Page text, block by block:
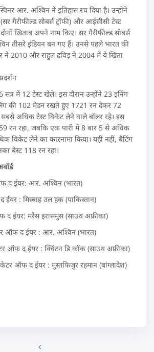
आर. अश्विन ने इतिहास रच दिया है। उन्होंने
गैरीफील्ड सोबर्स ट्रॉफी) और आईसीसी टेस्ट
खिताब अपने नाम किए। सर गैरीफील्ड सोबर्स
तीसरे इंडियन बन गए हैं। उनसे पहले भारत की
2010 और राहुल द्रविड़ ने 2004 में ये खिता
में 12 टेस्ट खेले। इस दौरान उन्होंने 23 इनिंग
की 102 मेडन रखते हुए 1721 रन देकर 72
सबसे अधिक टेस्ट विकेट लेने वाले बॉलर रहे। इस
रन रहा, जबकि एक पारी में 8 बार 5 से अधिक
विकेट लेने का कारनामा किया। यही नहीं, बैटिंग
बेस्ट 118 रन रहा।
द ईयर: आर. अश्विन (भारत)
ईयर : मिस्बाह उल हक (पाकिस्तान)
ईयर: मरैस इरासमुस (साउथ अफ्रीका)
ऑफ द ईयर : आर. अश्विन (भारत)
ऑफ द ईयर : क्विंटन डि कॉक (साउथ अफ्रीका)
ऑफ द ईयर : मुस्तफिजुर रहमान (बांग्लादेश)